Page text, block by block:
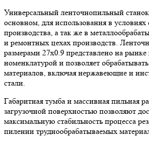
Универсальный ленточнопильный
основном, для использования в условиях
производства, а так же в
и ремонтных цехах производств.
размерами 27х0.9 представлено на
номенклатурой и позволяет
материалов, включая нержавеющие и
стали.
Габаритная тумба и массивная пильная
загрузочной поверхностью позволяют
максимальную стабильность процесса
пилении труднообрабатываемых